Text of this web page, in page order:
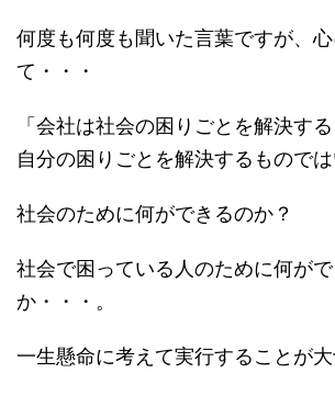
何度も何度も聞いた言葉ですが、
て・・・
「会社は社会の困りごとを解決する
自分の困りごとを解決するものでは
社会のために何ができるのか？
社会で困っている人のために何が
か・・・。
一生懸命に考えて実行することが大